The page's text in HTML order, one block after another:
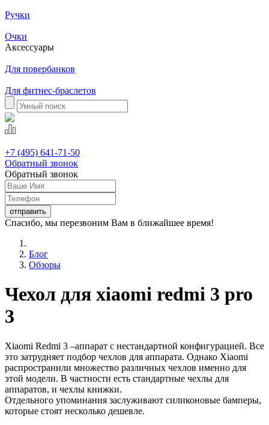
Ручки
Очки
Аксессуары
Для повербанков
Для фитнес-браслетов
+7 (495) 641-71-50
Обратный звонок
Обратный звонок
Спасибо, мы перезвоним Вам в ближайшее время!
Блог
Обзоры
Чехол для xiaomi redmi 3 pro
3
Xiaomi Redmi 3 –аппарат с нестандартной конфигурацией. Все
это затрудняет подбор чехлов для аппарата. Однако Xiaomi
распространили множество различных чехлов именно для
этой модели. В частности есть стандартные чехлы для
аппаратов, и чехлы книжки.
Отдельного упоминания заслуживают силиконовые бамперы,
которые стоят несколько дешевле.